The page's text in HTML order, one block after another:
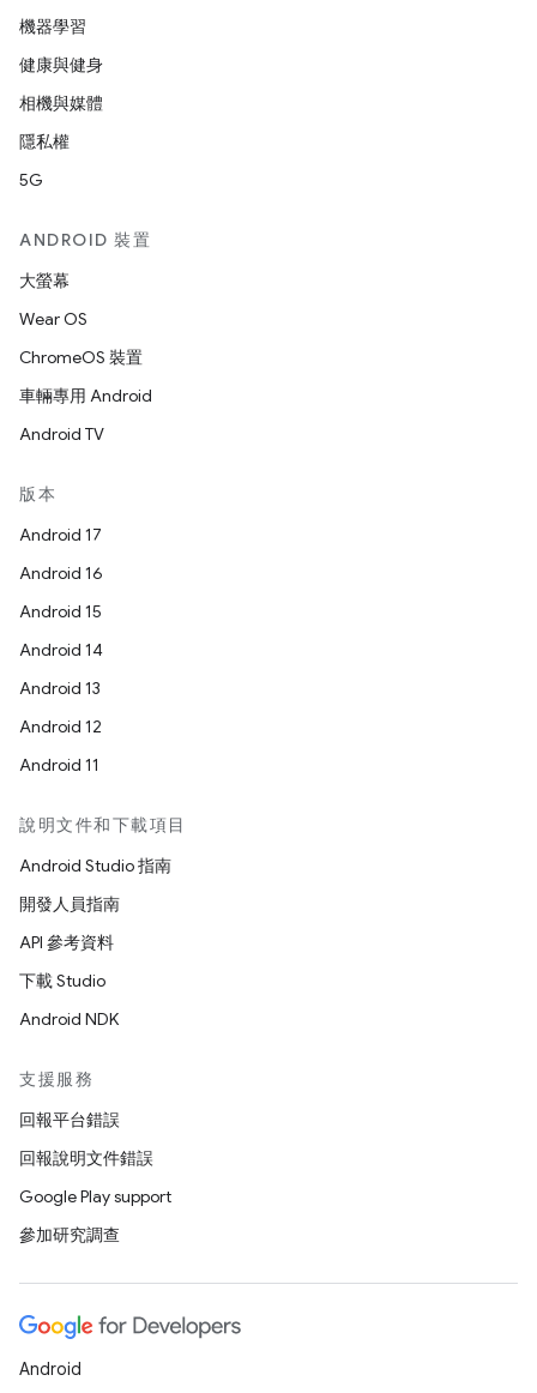
機器學習
健康與健身
相機與媒體
隱私權
5G
ANDROID 裝置
大螢幕
Wear OS
ChromeOS 裝置
車輛專用 Android
Android TV
版本
Android 17
Android 16
Android 15
Android 14
Android 13
Android 12
Android 11
說明文件和下載項目
Android Studio 指南
開發人員指南
API 參考資料
下載 Studio
Android NDK
支援服務
回報平台錯誤
回報說明文件錯誤
Google Play support
參加研究調查
Android